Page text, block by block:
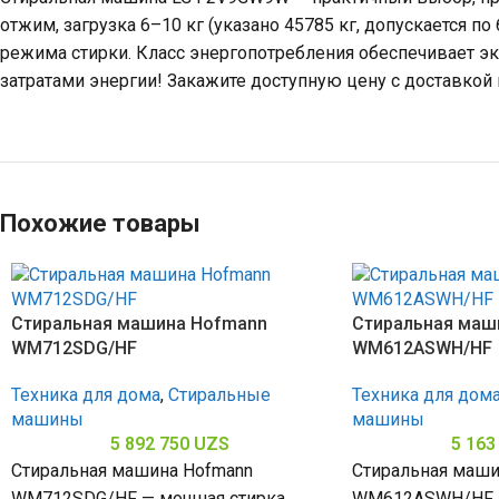
отжим, загрузка 6–10 кг (указано 45785 кг, допускается
режима стирки. Класс энергопотребления
затратами энергии! Закажите доступную цену с доставкой
Похожие товары
Стиральная машина Hofmann
WM712SDG/HF
Техника для дома, Стиральные
машины
5 892 750 UZS
Стиральная машина Hofmann
Стиральная
WM612ASWH/HF
Техника для
машины
5
Стиральная